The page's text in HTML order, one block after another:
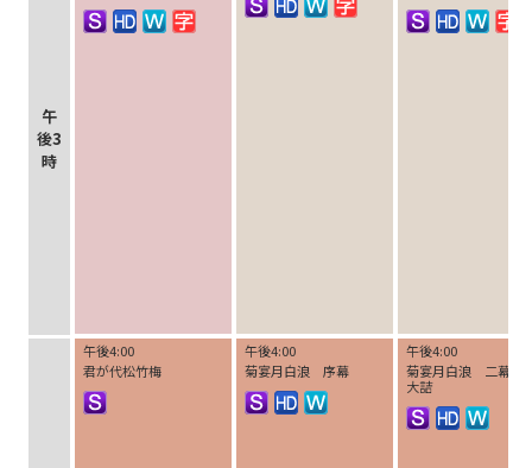
午
後3
時
午後4:00
君が代松竹梅
午後4:00
菊宴月白浪 序幕
午後4:00
菊宴月白浪 二幕目
大詰